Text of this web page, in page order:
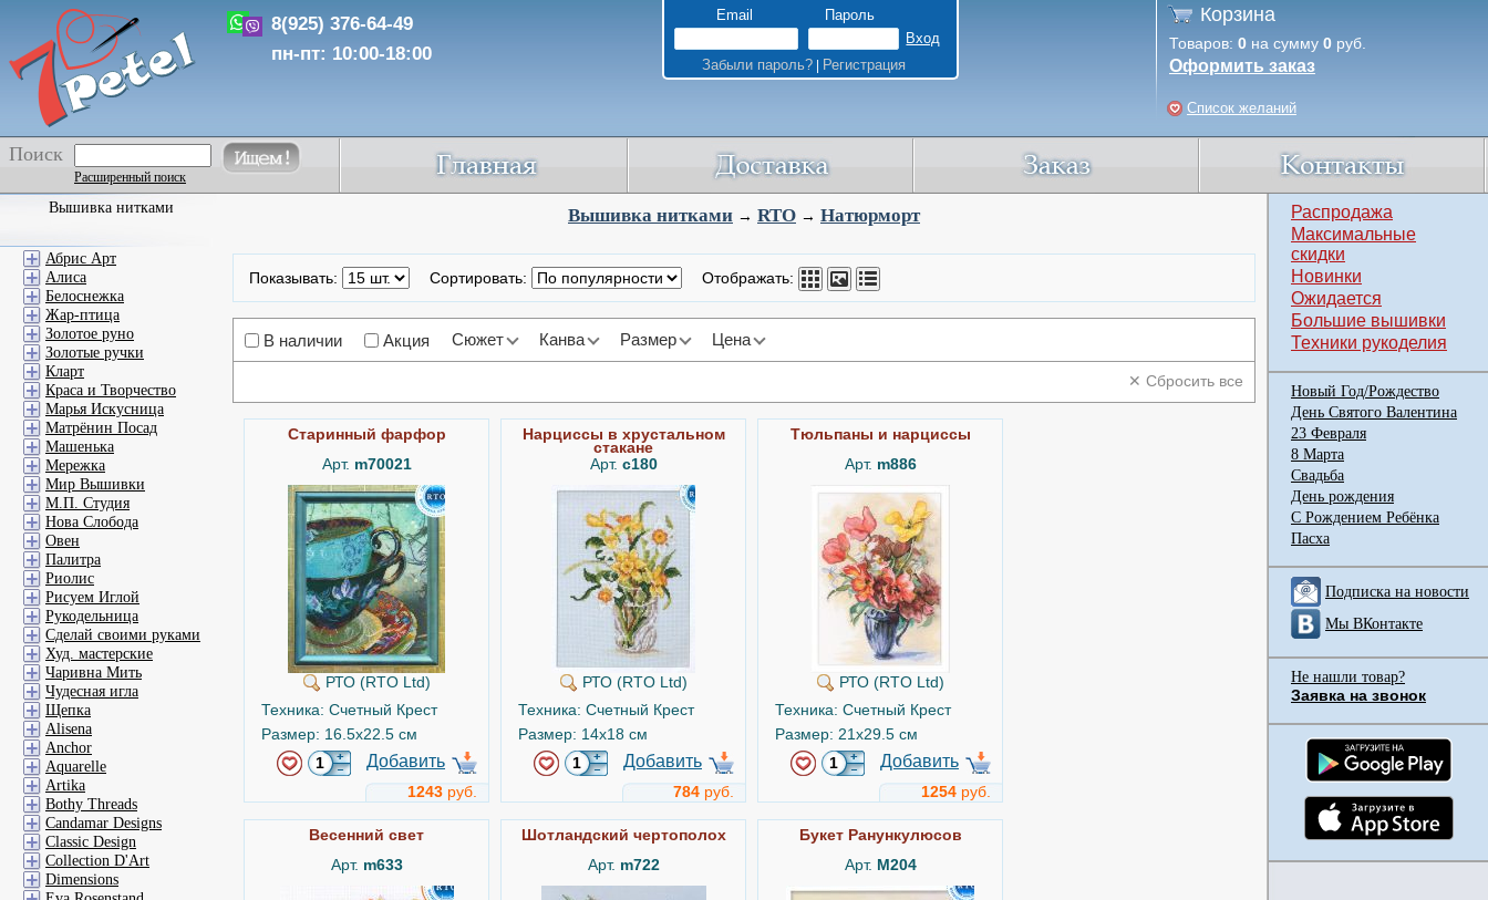
8(925) 376-64-49
пн-пт: 10:00-18:00
Email Пароль
Забыли пароль?| Регистрация
Корзина
Товаров: 0 на сумму 0 руб.
Оформить заказ
Список желаний
Поиск
Расширенный поиск
Вышивка нитками → RTO → Натюрморт
Показывать: Сортировать: Отображать:
В наличии Акция Сюжет Канва Размер Цена
✕ Сбросить все
Старинный фарфор
Арт. m70021
РТО (RTO Ltd)
Техника: Счетный Крест
Размер: 16.5x22.5 см
Добавить
1243 руб.
Нарциссы в хрустальном
стакане
Арт. c180
РТО (RTO Ltd)
Техника: Счетный Крест
Размер: 14x18 см
Добавить
784 руб.
Тюльпаны и нарциссы
Арт. m886
РТО (RTO Ltd)
Техника: Счетный Крест
Размер: 21x29.5 см
Добавить
1254 руб.
Весенний свет
Арт. m633
Шотландский чертополох
Арт. m722
Букет Ранункулюсов
Арт. M204
Вышивка нитками
Абрис Арт
Алиса
Белоснежка
Жар-птица
Золотое руно
Золотые ручки
Кларт
Краса и Творчество
Марья Искусница
Матрёнин Посад
Машенька
Мережка
Мир Вышивки
М.П. Студия
Нова Слобода
Овен
Палитра
Риолис
Рисуем Иглой
Рукодельница
Сделай своими руками
Худ. мастерские
Чаривна Мить
Чудесная игла
Щепка
Alisena
Anchor
Aquarelle
Artika
Bothy Threads
Candamar Designs
Classic Design
Collection D'Art
Dimensions
Распродажа
Максимальные
скидки
Новинки
Ожидается
Большие вышивки
Техники рукоделия
Новый Год/Рождество
День Святого Валентина
23 Февраля
8 Марта
Свадьба
День рождения
С Рождением Ребёнка
Пасха
Подписка на новости
Мы ВКонтакте
Не нашли товар?
Заявка на звонок